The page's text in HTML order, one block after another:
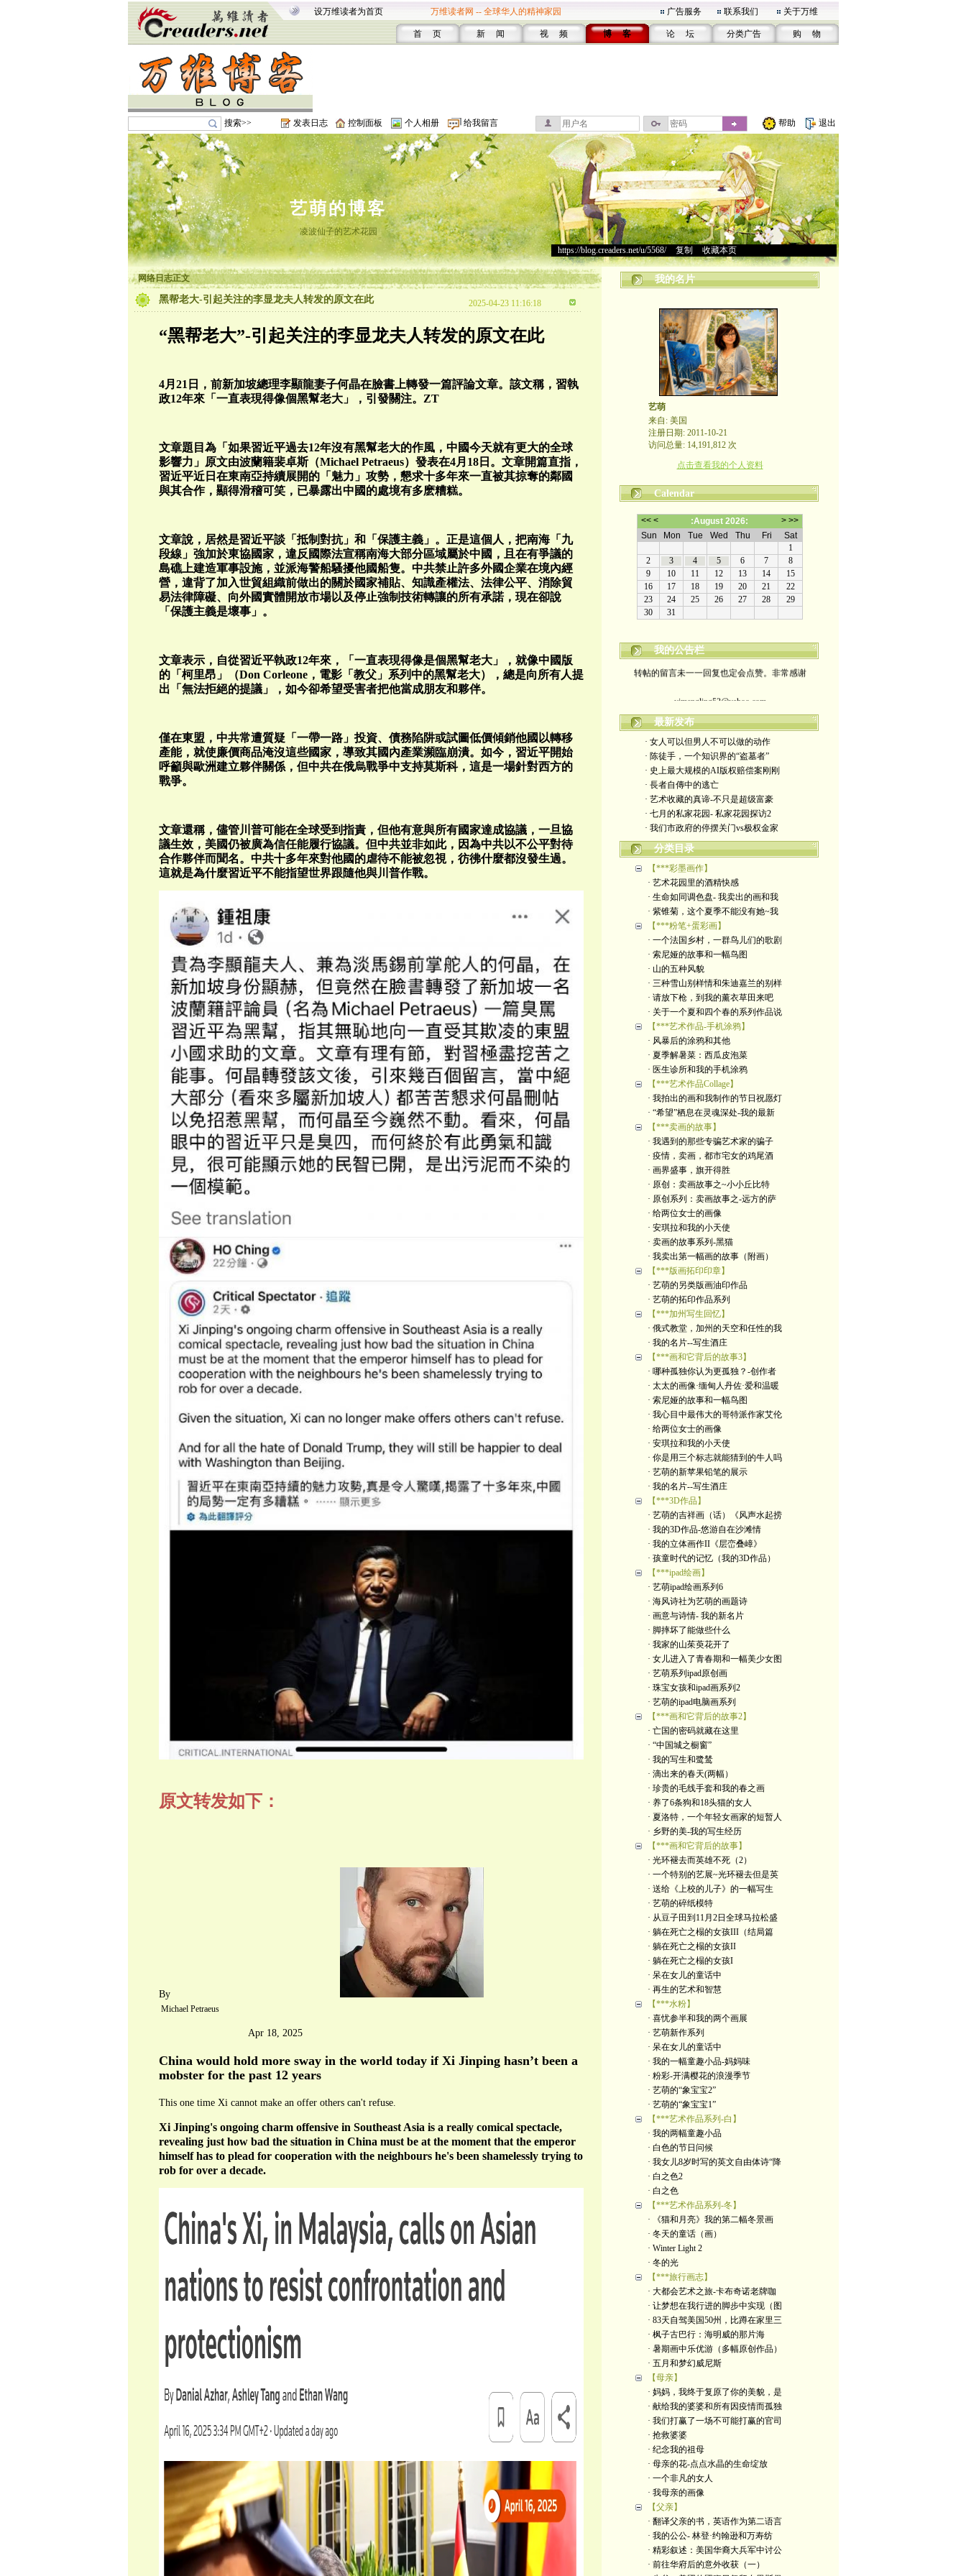
设万维读者为首页 万维读者网 -- 全球华人的精神家园 广告服务 联系我们 关于万维
首 页 新 闻 视 频 博 客 论 坛 分类广告 购 物
搜索>> 发表日志 控制面板 个人相册 给我留言 帮助 退出
艺萌的博客
凌波仙子的艺术花园
https://blog.creaders.net/u/5568/> 复制 收藏本页
网络日志正文
黑帮老大-引起关注的李显龙夫人转发的原文在此 2025-04-23 11:16:18
“黑帮老大”-引起关注的李显龙夫人转发的原文在此
4月21日，前新加坡總理李顯龍妻子何晶在臉書上轉發一篇評論文章。該文稱，習執
政12年來「一直表現得像個黑幫老大」，引發關注。ZT
文章題目為「如果習近平過去12年沒有黑幫老大的作風，中國今天就有更大的全球
影響力」原文由波蘭籍裴卓斯（Michael Petraeus）發表在4月18日。文章開篇直指，
習近平近日在東南亞持續展開的「魅力」攻勢，懇求十多年來一直被其掠奪的鄰國
與其合作，顯得滑稽可笑，已暴露出中國的處境有多麽糟糕。
文章說，居然是習近平談「抵制對抗」和「保護主義」。正是這個人，把南海「九
段線」強加於東協國家，違反國際法宣稱南海大部分區域屬於中國，且在有爭議的
島礁上建造軍事設施，並派海警船騷擾他國船隻。中共禁止許多外國企業在境內經
營，違背了加入世貿組織前做出的關於國家補貼、知識產權法、法律公平、消除貿
易法律障礙、向外國實體開放市場以及停止強制技術轉讓的所有承諾，現在卻說
「保護主義是壞事」。
文章表示，自從習近平執政12年來，「一直表現得像是個黑幫老大」，就像中國版
的「柯里昂」（Don Corleone，電影「教父」系列中的黑幫老大），總是向所有人提
出「無法拒絕的提議」，如今卻希望受害者把他當成朋友和夥伴。
僅在東盟，中共常遭質疑「一帶一路」投資、債務陷阱或試圖低價傾銷他國以轉移
產能，就使廉價商品淹沒這些國家，導致其國內產業瀕臨崩潰。如今，習近平開始
呼籲與歐洲建立夥伴關係，但中共在俄烏戰爭中支持莫斯科，這是一場針對西方的
戰爭。
文章還稱，儘管川普可能在全球受到指責，但他有意與所有國家達成協議，一旦協
議生效，美國仍被廣為信任能履行協議。但中共並非如此，因為中共以不公平對待
合作夥伴而聞名。中共十多年來對他國的虐待不能被忽視，彷彿什麼都沒發生過。
這就是為什麼習近平不能指望世界跟隨他與川普作戰。
原文转发如下：
By
Michael Petraeus
Apr 18, 2025
China would hold more sway in the world today if Xi Jinping hasn’t been a
mobster for the past 12 years
This one time Xi cannot make an offer others can't refuse.
Xi Jinping's ongoing charm offensive in Southeast Asia is a really comical spectacle,
revealing just how bad the situation in China must be at the moment that the emperor
himself has to plead for cooperation with the neighbours he's been shamelessly trying to
rob for over a decade.
我的名片
艺萌
来自: 美国
注册日期: 2011-10-21
访问总量: 14,191,812 次
点击查看我的个人资料
Calendar
我的公告栏
转帖的留言未一一回复也定会点赞。非常感谢
有意收藏者请私信我，感谢一贯支持
政治转载不一定代表本人意见
艺术博客：https://yimengl.blog
目录中标注星号的为本人艺术原创
最新发布
· 女人可以但男人不可以做的动作
· 陈徒手，一个知识界的“盗墓者”
· 史上最大规模的AI版权赔偿案刚刚
· 長者自傳中的逃亡
· 艺术收藏的真谛-不只是超级富豪
· 七月的私家花园- 私家花园探访2
· 我们市政府的停摆关门vs极权金家
分类目录
【***彩墨画作】
· 艺术花园里的酒精快感
· 生命如同调色盘- 我卖出的画和我
· 紫锥菊，这个夏季不能没有她~我
【***粉笔+蛋彩画】
· 一个法国乡村，一群鸟儿们的歌剧
· 索尼娅的故事和一幅鸟图
· 山的五种风貌
· 三种雪山别样情和朱迪嘉兰的别样
· 请放下枪，到我的薰衣草田来吧
· 关于一个夏和四个春的系列作品说
【***艺术作品-手机涂鸦】
· 风暴后的涂鸦和其他
· 夏季解暑菜：西瓜皮泡菜
· 医生诊所和我的手机涂鸦
【***艺术作品Collage】
· 我拍出的画和我制作的节日祝愿灯
· “希望”栖息在灵魂深处-我的最新
【***卖画的故事】
· 我遇到的那些专骗艺术家的骗子
· 疫情，卖画，都市宅女的鸡尾酒
· 画界盛事，旗开得胜
· 原创：卖画故事之~小小丘比特
· 原创系列：卖画故事之-远方的萨
· 给两位女士的画像
· 安琪拉和我的小天使
· 卖画的故事系列-黑猫
· 我卖出第一幅画的故事（附画）
【***版画拓印印章】
· 艺萌的另类版画油印作品
· 艺萌的拓印作品系列
【***加州写生回忆】
· 俄式教堂，加州的天空和任性的我
· 我的名片--写生酒庄
【***画和它背后的故事3】
· 哪种孤独你认为更孤独？-创作者
· 太太的画像·缅甸人丹佐·爱和温暖
· 索尼娅的故事和一幅鸟图
· 我心目中最伟大的哥特派作家艾伦
· 给两位女士的画像
· 安琪拉和我的小天使
· 你是用三个标志就能猜到的牛人吗
· 艺萌的新苹果铅笔的展示
· 我的名片--写生酒庄
【***3D作品】
· 艺萌的吉祥画（话）《风声水起捞
· 我的3D作品-悠游自在沙滩情
· 我的立体画作II《层峦叠嶂》
· 孩童时代的记忆（我的3D作品）
【***ipad绘画】
· 艺萌ipad绘画系列6
· 海风诗社为艺萌的画题诗
· 画意与诗情- 我的新名片
· 脚摔坏了能做些什么
· 我家的山茱萸花开了
· 女儿进入了青春期和一幅美少女图
· 艺萌系列ipad原创画
· 珠宝女孩和ipad画系列2
· 艺萌的ipad电脑画系列
【***画和它背后的故事2】
· 亡国的密码就藏在这里
· “中国城之橱窗”
· 我的写生和鹭鸶
· 滴出来的春天(两幅）
· 珍贵的毛线手套和我的春之画
· 养了6条狗和18头猫的女人
· 夏洛特，一个年轻女画家的短暂人
· 乡野的美-我的写生经历
【***画和它背后的故事】
· 光环褪去而英雄不死（2）
· 一个特别的艺展~光环褪去但是英
· 送给《上校的儿子》的一幅写生
· 艺萌的碎纸模特
· 从豆子田到11月2日全球马拉松盛
· 躺在死亡之榻的女孩III（结局篇
· 躺在死亡之榻的女孩II
· 躺在死亡之榻的女孩I
· 呆在女儿的童话中
· 再生的艺术和智慧
【***水粉】
· 喜忧参半和我的两个画展
· 艺萌新作系列
· 呆在女儿的童话中
· 我的一幅童趣小品-妈妈味
· 粉彩-开满樱花的浪漫季节
· 艺萌的“象宝宝2”
· 艺萌的“象宝宝1”
【***艺术作品系列-白】
· 我的两幅童趣小品
· 白色的节日问候
· 我女儿8岁时写的英文自由体诗“降
· 白之色2
· 白之色
【***艺术作品系列-冬】
· 《猫和月亮》我的第二幅冬景画
· 冬天的童话（画）
· Winter Light 2
· 冬的光
【***旅行画志】
· 大都会艺术之旅-卡布奇诺老牌咖
· 让梦想在我行进的脚步中实现（图
· 83天自驾美国50州，比蹲在家里三
· 枫子古巴行：海明威的那片海
· 暑期画中乐优游（多幅原创作品）
· 五月和梦幻威尼斯
【母亲】
· 妈妈，我终于复原了你的美貌，是
· 献给我的婆婆和所有因疫情而孤独
· 我们打赢了一场不可能打赢的官司
· 抢救婆婆
· 纪念我的祖母
· 母亲的花-点点水晶的生命绽放
· 一个非凡的女人
· 我母亲的画像
【父亲】
· 翻译父亲的书，英语作为第二语言
· 我的公公- 林登·约翰逊和万寿纺
· 精彩叙述：美国华裔大兵军中讨公
· 前往华府后的意外收获（一）